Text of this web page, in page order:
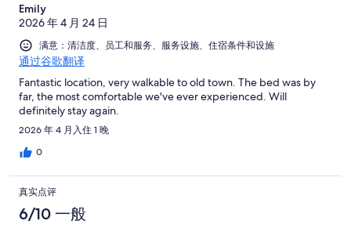
Emily
2026 年 4 月 24 日
满意：清洁度、员工和服务、服务设施、住宿条件和设施
通过谷歌翻译
Fantastic location, very walkable to old town. The bed was by
far, the most comfortable we've ever experienced. Will
definitely stay again.
2026 年 4 月入住 1 晚
0
真实点评
6/10 一般